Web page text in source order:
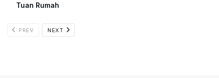
Tuan Rumah
PREV NEXT